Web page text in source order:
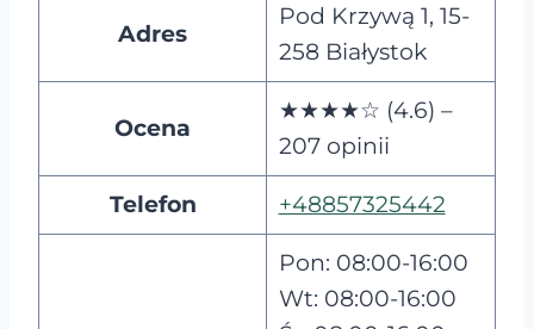
Adres
Pod Krzywą 1, 15-
258 Białystok
Ocena
★★★★☆ (4.6) –
207 opinii
Telefon +48857325442
Pon: 08:00-16:00
Wt: 08:00-16:00